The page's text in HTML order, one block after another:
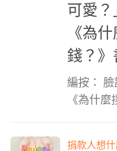
可愛
《為
錢？》
編按：
《為什
捐款人想什